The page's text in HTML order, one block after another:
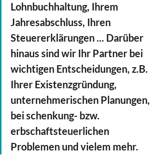
Lohnbuchhaltung, Ihrem
Jahresabschluss, Ihren
Steuererklärungen ... Darüber
hinaus sind wir Ihr Partner bei
wichtigen Entscheidungen, z.B.
Ihrer Existenzgründung,
unternehmerischen Planungen,
bei schenkung- bzw.
erbschaftsteuerlichen
Problemen und vielem mehr.